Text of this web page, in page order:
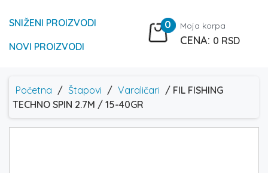
SNIŽENI PROIZVODI
NOVI PROIZVODI
0 Moja korpa
0 RSD
Početna / Štapovi / Varaličari / FIL FISHING
TECHNO SPIN 2.7M / 15-40GR